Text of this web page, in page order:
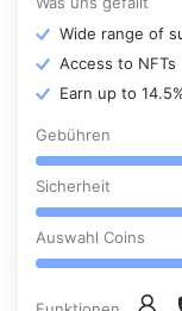
Wide range of
Access to NFTs
Earn up to
Gebühren
Sicherheit
Auswahl Coins